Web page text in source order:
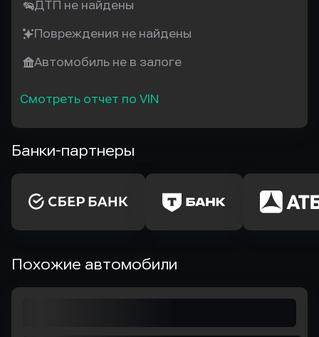
ДТП не найдены
Повреждения не найдены
Автомобиль не в залоге
Смотреть отчет по VIN
Банки-партнеры
Похожие автомобили